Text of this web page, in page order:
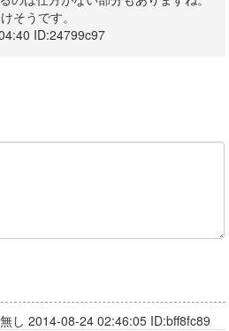
そうです。
ID:24799c97
し 2014-08-24 02:46:05 ID:bff8fc89